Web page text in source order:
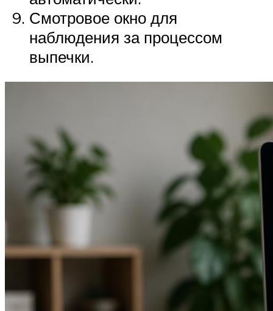
Смотровое окно для
наблюдения за процессом
выпечки.